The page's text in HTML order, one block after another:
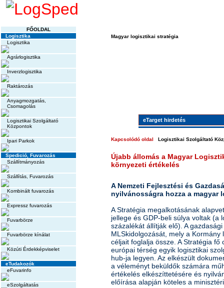
FŐOLDAL
Logisztika
Logisztika
Agrárlogisztika
Inverzlogisztika
Raktározás
Anyagmozgatás,
Csomagolás
Logisztikai Szolgáltató
Központok
Ipari Parkok
Spedició, Fuvarozás
Szállítmányozás
Szállítás, Fuvarozás
Kombinált fuvarozás
Expressz fuvarozás
Fuvarbörze
Fuvarbörze kínálat
Közúti Érdekképviselet
eTudakozók
eFuvarinfo
eSzolgáltatás
Magyar logisztikai stratégia
eTarget hirdetés
Kapcsolódó oldal Logisztikai Szolgáltató
Újabb állomás a Magyar
környezeti értékelés
A Nemzeti Fejlesztési és
nyilvánosságra hozza a magyar
A Stratégia megalkotásának
jellege és GDP-beli súlya voltak (a
százalékát állítják elő). A
MLSkidolgozását, mely a
céljait foglalja össze. A Stratégia
európai térség egyik logisztikai
hub-ja legyen. Az elkészült
a véleményt beküldők számára
értékelés elkészíttetésére és
előírása alapján köteles a